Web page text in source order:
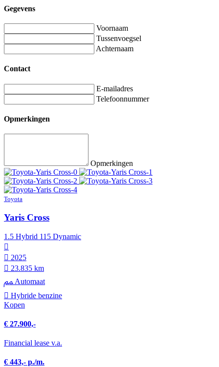
Gegevens
Voornaam
Tussenvoegsel
Achternaam
Contact
E-mailadres
Telefoonnummer
Opmerkingen
Opmerkingen
Toyota
Yaris Cross
1.5 Hybrid 115 Dynamic
2025
23.835 km
Automaat
Hybride benzine
Kopen
€ 27.900,-
Financial lease v.a.
€ 443,- p./m.